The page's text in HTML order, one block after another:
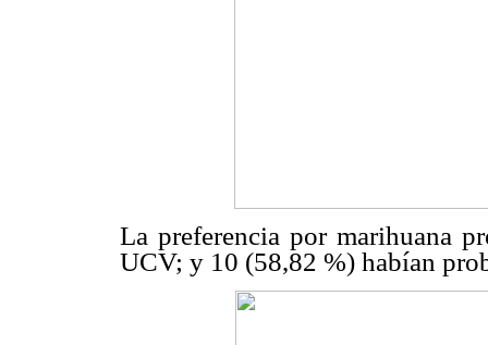
La preferencia por marihuana
UCV; y 10 (58,82 %) habían